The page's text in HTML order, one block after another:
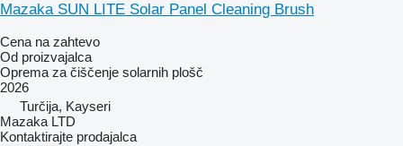
Mazaka SUN LITE Solar Panel Cleaning Brush
Cena na zahtevo
Od proizvajalca
Oprema za čiščenje solarnih plošč
2026
Turčija, Kayseri
Mazaka LTD
Kontaktirajte prodajalca